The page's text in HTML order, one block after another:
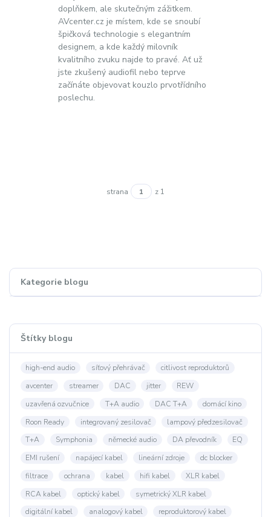
Kategorie blogu
Štítky blogu
high-end audio síťový přehrávač
citlivost reproduktorů
avcenter
streamer DAC jitter
REW
uzavřená ozvučnice
T+A audio DAC T+A
domácí kino
Roon Ready
integrovaný zesilovač
lampový předzesilovač
T+A
Symphonia německé audio DA převodník
EQ
EMI rušení
napájecí kabel lineární zdroje
dc blocker
filtrace
ochrana kabel hifi kabel
XLR kabel
RCA kabel
optický kabel
symetrický XLR kabel
digitální kabel
analogový kabel
reproduktorový kabel
doplňkem, ale skutečným zážitkem.
AVcenter.cz je místem, kde se snoubí
špičková technologie s elegantním
designem, a kde každý milovník
kvalitního zvuku najde to pravé. Ať už
jste zkušený audiofil nebo teprve
začínáte objevovat kouzlo prvotřídního
poslechu.
strana z 1